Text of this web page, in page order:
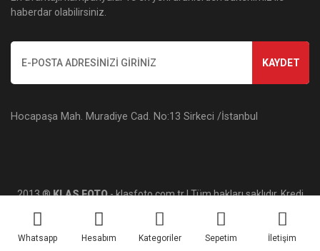
Whatsapp Hesabım Kategoriler Sepetim İletişim
haberdar olabilirsiniz.
KAYDET
Hocapaşa Mah. Muradiye Cad. No:13 Sirkeci /İstanbul
2013 ®KLAS FOTO- klasfoto.com.tr | Tüm hakları saklıdır. Kredi